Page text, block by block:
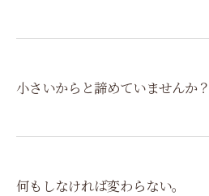
小さいからと諦めていませんか？
何もしなければ変わらない。